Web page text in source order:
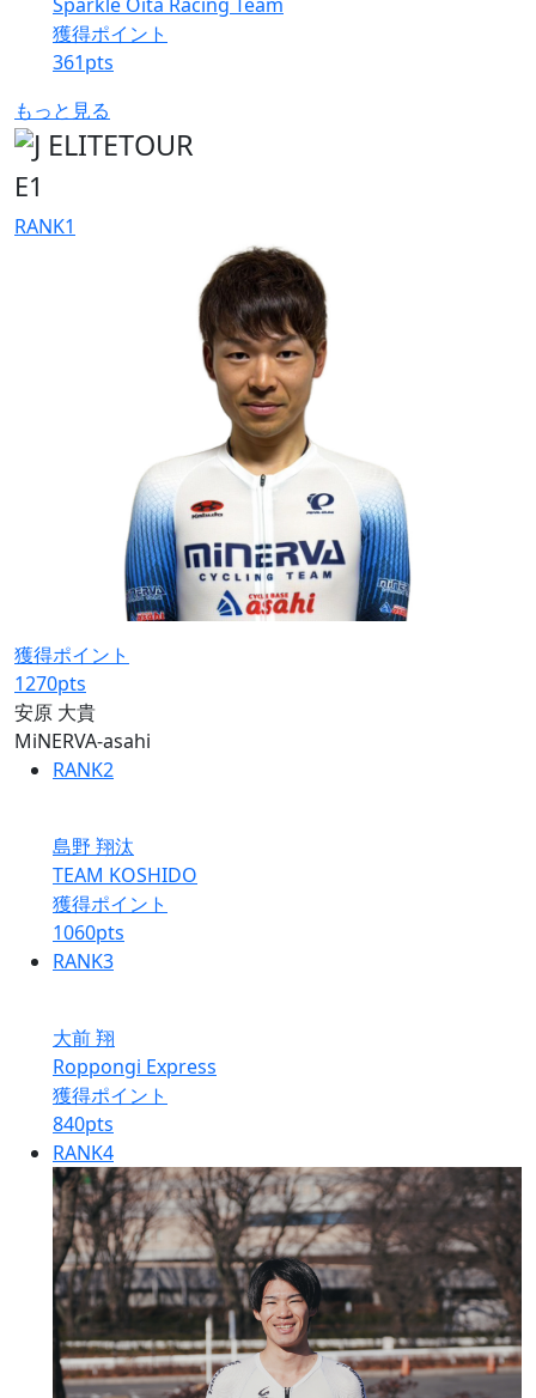
獲得ポイント
361pts
もっと見る
E1
RANK1
獲得ポイント
1270pts
安原 大貴
MiNERVA-asahi
RANK2
島野 翔汰
TEAM KOSHIDO
獲得ポイント
1060pts
RANK3
大前 翔
Roppongi Express
獲得ポイント
840pts
RANK4